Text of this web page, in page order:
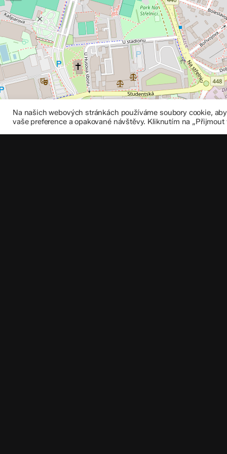
Na našich webových stránkách používáme soubory cookie,
vaše preference a opakované návštěvy. Kliknutím na